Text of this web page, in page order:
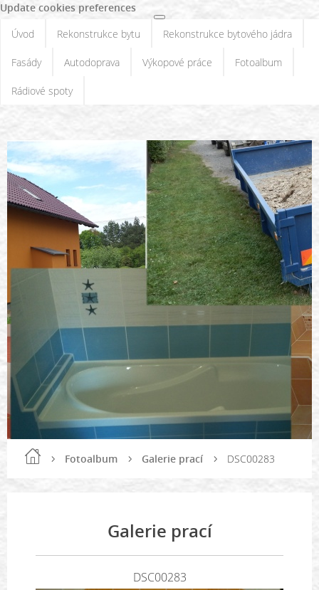
Update cookies preferences
Úvod
Rekonstrukce bytu Rekonstrukce bytového jádra
Fasády Autodoprava Výkopové práce Fotoalbum
Rádiové spoty
Fotoalbum Galerie prací DSC00283
Galerie prací
DSC00283